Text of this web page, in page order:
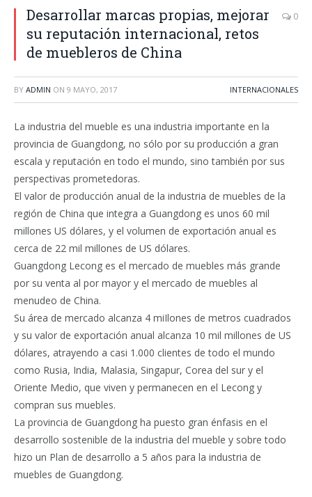
Desarrollar marcas propias, mejorar
su reputación internacional, retos
de muebleros de China
0
BY ADMIN ON 9 MAYO, 2017 INTERNACIONALES
La industria del mueble es una industria importante en la
provincia de Guangdong, no sólo por su producción a gran
escala y reputación en todo el mundo, sino también por sus
perspectivas prometedoras.
El valor de producción anual de la industria de muebles de la
región de China que integra a Guangdong es unos 60 mil
millones US dólares, y el volumen de exportación anual es
cerca de 22 mil millones de US dólares.
Guangdong Lecong es el mercado de muebles más grande
por su venta al por mayor y el mercado de muebles al
menudeo de China.
Su área de mercado alcanza 4 miIlones de metros cuadrados
y su valor de exportación anual alcanza 10 mil millones de US
dólares, atrayendo a casi 1.000 clientes de todo el mundo
como Rusia, India, Malasia, Singapur, Corea del sur y el
Oriente Medio, que viven y permanecen en el Lecong y
compran sus muebles.
La provincia de Guangdong ha puesto gran énfasis en el
desarrollo sostenible de la industria del mueble y sobre todo
hizo un Plan de desarrollo a 5 años para la industria de
muebles de Guangdong.